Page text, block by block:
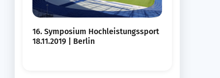
16. Symposium Hochleistungssport
18.11.2019 | Berlin